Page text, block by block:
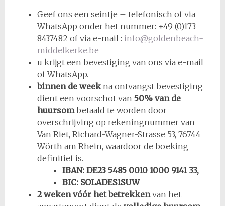
Geef ons een seintje – telefonisch of via
WhatsApp onder het nummer: +49 (0)173
8437482 of via e-mail : info@goldenbeach-
middelkerke.be
u krijgt een bevestiging van ons via e-mail
of WhatsApp.
binnen de weekna ontvangst bevestiging
dient een voorschot van 50% van de
huursombetaald te worden door
overschrijving op rekeningnummer van
Van Riet, Richard-Wagner-Strasse 53, 76744
Wörth am Rhein, waardoor de boeking
definitief is.
IBAN: DE23 5485 0010 1000 9141 33,
BIC: SOLADES1SUW
2 weken vóór het betrekkenvan het